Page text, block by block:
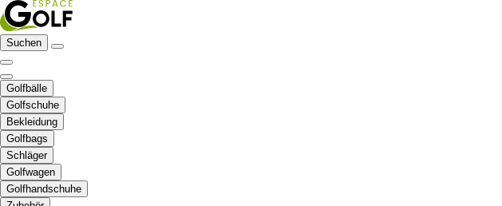
Suchen
Golfbälle
Golfschuhe
Bekleidung
Golfbags
Schläger
Golfwagen
Golfhandschuhe